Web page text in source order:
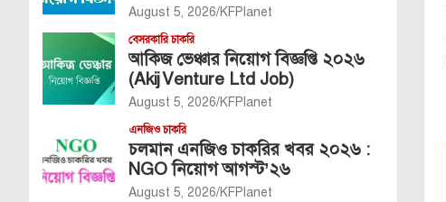
August 5, 2026 KFPlanet
বেসরকারি চাকরি
আকিজ ভেঞ্চার নিয়োগ বিজ্ঞপ্তি ২০২৬
(Akij Venture Ltd Job)
August 5, 2026 KFPlanet
এনজিও চাকরি
চলমান এনজিও চাকরির খবর ২০২৬ :
NGO নিয়োগ আগস্ট’২৬
August 5, 2026 KFPlanet